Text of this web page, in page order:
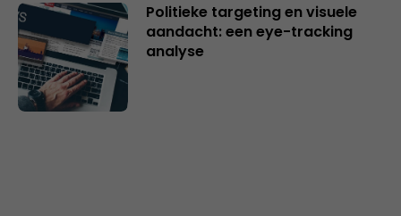
Politieke targeting en visuele
aandacht: een eye-tracking
analyse